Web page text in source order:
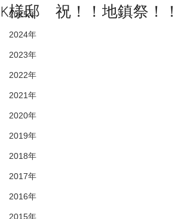
2025年
2024年
2023年
2022年
2021年
2020年
2019年
2018年
2017年
2016年
2015年
K様邸 祝！！地鎮祭！！